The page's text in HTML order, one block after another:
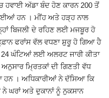
ਅੱਡਾ ਬੰਦ ਹੋਣ ਕਾਰਨ 200 ਤੋਂ
ਹਨ । ਮੀਂਹ ਅਤੇ ਹੜ੍ਹ ਨਾਲ
ਬਿਜਲੀ ਦੇ ਰਹਿਣ ਲਈ ਮਜਬੂਰ ਹੋ
ਫਰਾਂਸ ਵੱਲ ਵਧਣਾ ਸ਼ੁਰੂ ਹੋ ਗਿਆ ਹੈ
ਘੰਟਿਆਂ ਲਈ ਅਲਰਟ ਜਾਰੀ ਕੀਤਾ
ਮ੍ਰਿਤਕਾਂ ਦੀ ਗਿਣਤੀ ਵੱਧ
ਹਨ । ਅਧਿਕਾਰੀਆਂ ਨੇ ਦੱਸਿਆ ਕਿ
ਨੇ ਘਰਾਂ ਅਤੇ ਦੁਕਾਨਾਂ ਨੂੰ ਨੁਕਸਾਨ